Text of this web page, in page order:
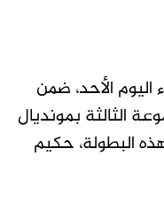
الأحد، ضمن
الثالثة بمونديال
هذه البطولة، حكيم